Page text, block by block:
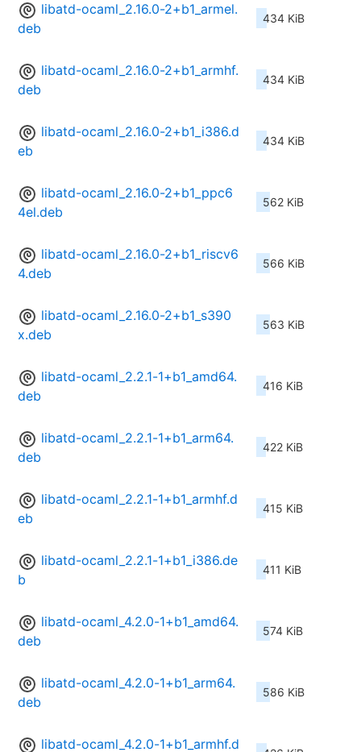
libatd-ocaml_2.16.0-2+b1_armel.
deb
434 KiB
libatd-ocaml_2.16.0-2+b1_armhf.
deb
434 KiB
libatd-ocaml_2.16.0-2+b1_i386.d
eb
434 KiB
libatd-ocaml_2.16.0-2+b1_ppc6
4el.deb
562 KiB
libatd-ocaml_2.16.0-2+b1_riscv6
4.deb
566 KiB
libatd-ocaml_2.16.0-2+b1_s390
x.deb
563 KiB
libatd-ocaml_2.2.1-1+b1_amd64.
deb
416 KiB
libatd-ocaml_2.2.1-1+b1_arm64.
deb
422 KiB
libatd-ocaml_2.2.1-1+b1_armhf.d
eb
415 KiB
libatd-ocaml_2.2.1-1+b1_i386.de
b
411 KiB
libatd-ocaml_4.2.0-1+b1_amd64.
deb
574 KiB
libatd-ocaml_4.2.0-1+b1_arm64.
deb
586 KiB
libatd-ocaml_4.2.0-1+b1_armhf.d